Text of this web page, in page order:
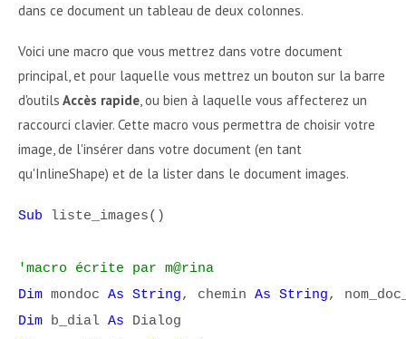
dans ce document un tableau de deux colonnes.
Voici une macro que vous mettrez dans votre document
principal, et pour laquelle vous mettrez un bouton sur la barre
d'outils Accès rapide, ou bien à laquelle vous affecterez un
raccourci clavier. Cette macro vous permettra de choisir votre
image, de l'insérer dans votre document (en tant
qu'InlineShape) et de la lister dans le document images.
Sub liste_images()
'macro écrite par m@rina
Dim mondoc As String, chemin As String,
Dim b_dial As Dialog